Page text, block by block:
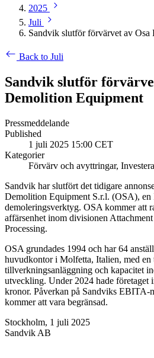
2025
Juli
Sandvik slutför förvärvet av
Back to Juli
Sandvik slutför
Demolition Equipment
Pressmeddelande
Published
1 juli 2025 15:00 CET
Kategorier
Förvärv och avyttringar,
Sandvik har slutfört det tidigare
Demolition Equipment S.r.l. (OSA), en
demoleringsverktyg. OSA kommer att
affärsenhet inom divisionen
Processing.
OSA grundades 1994 och har 64
huvudkontor i Molfetta, Italien, med en
tillverkningsanläggning och kapacitet
utveckling. Under 2024 hade företaget
kronor. Påverkan på Sandviks EBITA-
kommer att vara begränsad.
Stockholm, 1 juli 2025
Sandvik AB